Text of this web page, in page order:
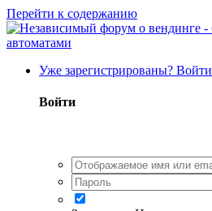
Перейти к содержанию
Уже зарегистрированы? Войти
Войти